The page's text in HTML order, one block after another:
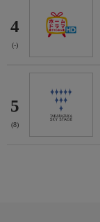
4
(-)
5
(8)